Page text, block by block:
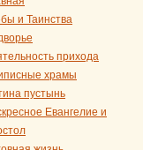
и Таинства
прихода
храмы
пустынь
Евангелие и